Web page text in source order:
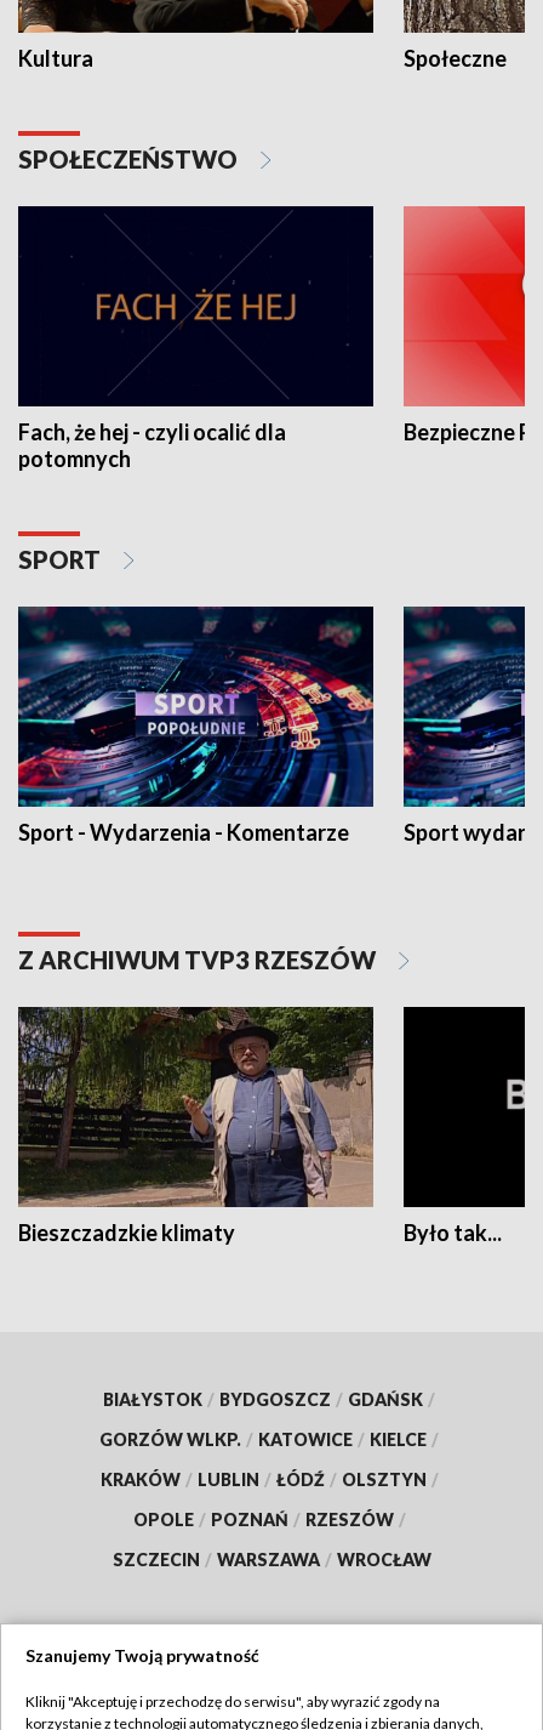
Kultura Społeczne
SPOŁECZEŃSTWO
Fach, że hej - czyli ocalić dla
potomnych
Bezpieczne
SPORT
Sport - Wydarzenia - Komentarze Sport
Z ARCHIWUM TVP3 RZESZÓW
Bieszczadzkie klimaty Było tak...
BIAŁYSTOK / BYDGOSZCZ / GDAŃSK /
GORZÓW WLKP. / KATOWICE / KIELCE /
KRAKÓW / LUBLIN / ŁÓDŹ / OLSZTYN /
OPOLE / POZNAŃ / RZESZÓW /
SZCZECIN / WARSZAWA / WROCŁAW
Szanujemy Twoją prywatność
Kliknij "Akceptuję i przechodzę do serwisu", aby wyrazić zgody na
korzystanie z technologii automatycznego śledzenia i zbierania danych,